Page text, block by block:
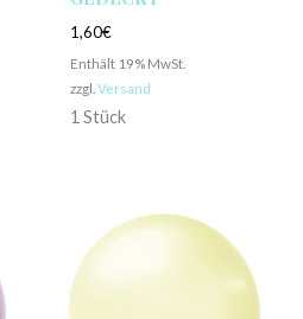
1,60€
Enthält 19% MwSt.
zzgl. Versand
1 Stück